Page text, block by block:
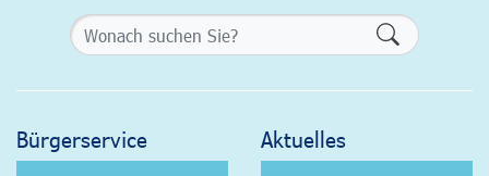
Bürgerservice Aktuelles